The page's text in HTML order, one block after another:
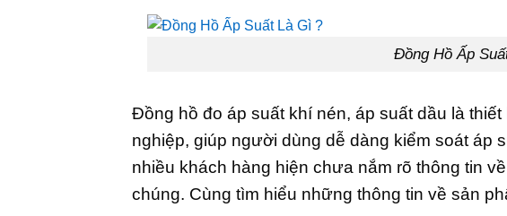
Đồng Hồ Ấp
Đồng hồ đo áp suất khí nén, áp suất dầu là
nghiệp, giúp người dùng dễ dàng kiểm soát áp
nhiều khách hàng hiện chưa nắm rõ thông tin
chúng. Cùng tìm hiểu những thông tin về sản